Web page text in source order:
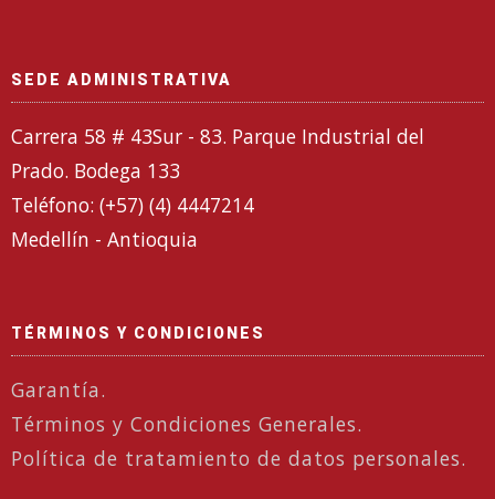
SEDE ADMINISTRATIVA
Carrera 58 # 43Sur - 83. Parque Industrial del
Prado. Bodega 133
Teléfono: (+57) (4) 4447214
Medellín - Antioquia
TÉRMINOS Y CONDICIONES
Garantía.
Términos y Condiciones Generales.
Política de tratamiento de datos personales.